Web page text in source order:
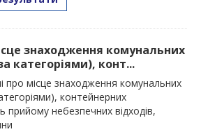
знаходження комунальних
категоріями), конт...
про місце знаходження комунальних
контейнерних
прийому небезпечних відходів,